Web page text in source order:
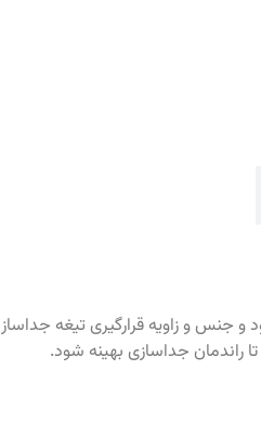
جنس و زاویه قرارگیری تیغه جداساز
راندمان جداسازی بهینه شود.